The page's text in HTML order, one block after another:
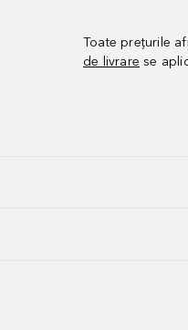
Toate prețurile
de livrare se